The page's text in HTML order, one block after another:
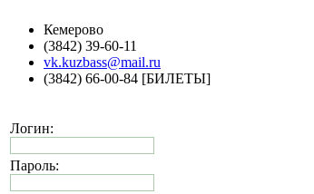
Кемерово
(3842) 39-60-11
vk.kuzbass@mail.ru
(3842) 66-00-84 [БИЛЕТЫ]
Логин:
Пароль: